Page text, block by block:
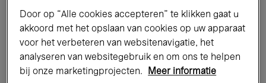
Tentoonstellingen Films
Performances Lezingen & Debatten
Jazz Klassieke Muziek Global Music
Door op “Alle cookies accepteren” te klikken gaat u
akkoord met het opslaan van cookies op uw apparaat
voor het verbeteren van websitenavigatie, het
analyseren van websitegebruik en om ons te helpen
bij onze marketingprojecten.
Meer informatie